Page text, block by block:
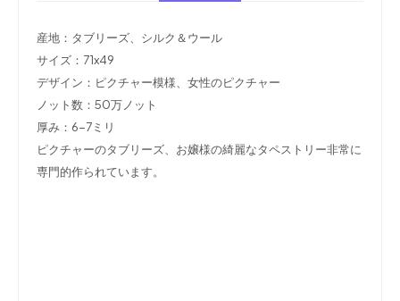
産地：タブリーズ、シルク＆ウール
サイズ：71x49
デザイン：ピクチャー模様、女性のピクチャー
ノット数：50万ノット
厚み：6-7ミリ
ピクチャーのタブリーズ、お嬢様の綺麗なタペストリー非常に
専門的作られています。